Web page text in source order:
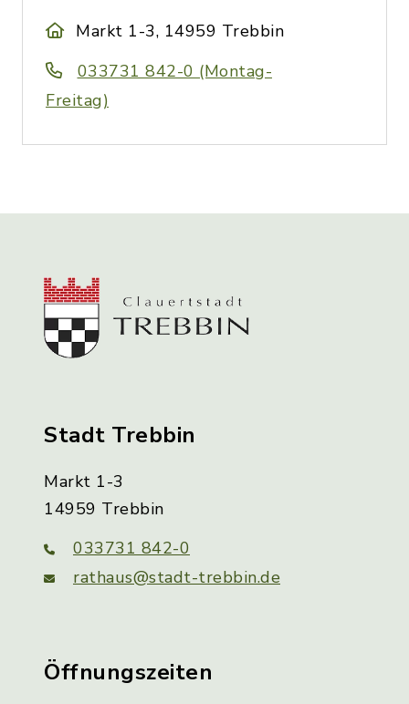
Markt 1-3, 14959 Trebbin
033731 842-0 (Montag-
Freitag)
Stadt Trebbin
Markt 1-3
14959 Trebbin
033731 842-0
rathaus@stadt-trebbin.de
Öffnungszeiten